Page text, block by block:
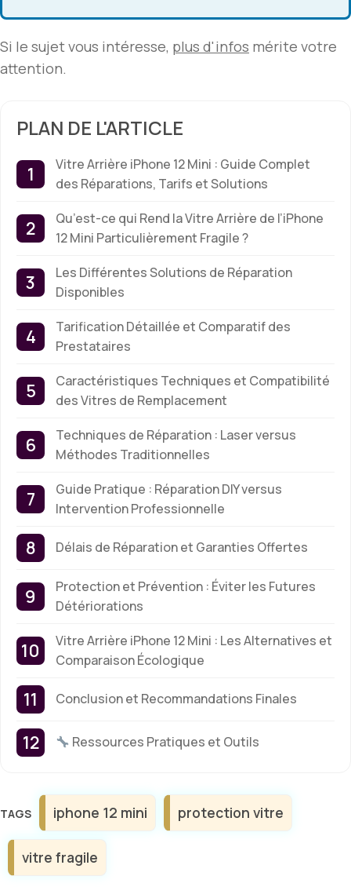
Si le sujet vous intéresse, plus d'infos mérite votre
attention.
PLAN DE L'ARTICLE
Vitre Arrière iPhone 12 Mini : Guide Complet
des Réparations, Tarifs et Solutions
Qu’est-ce qui Rend la Vitre Arrière de l’iPhone
12 Mini Particulièrement Fragile ?
Les Différentes Solutions de Réparation
Disponibles
Tarification Détaillée et Comparatif des
Prestataires
Caractéristiques Techniques et Compatibilité
des Vitres de Remplacement
Techniques de Réparation : Laser versus
Méthodes Traditionnelles
Guide Pratique : Réparation DIY versus
Intervention Professionnelle
Délais de Réparation et Garanties Offertes
Protection et Prévention : Éviter les Futures
Détériorations
Vitre Arrière iPhone 12 Mini : Les Alternatives et
Comparaison Écologique
Conclusion et Recommandations Finales
Ressources Pratiques et Outils
Étiquettes
iphone 12 mini protection vitre
vitre fragile